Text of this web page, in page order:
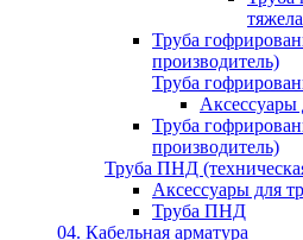
Труба
производитель)
Труба
Аксессуары
Труба
производитель)
Труба ПНД
Аксессуары для
Труба ПНД
04. Кабельная арматура